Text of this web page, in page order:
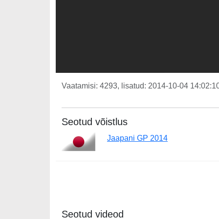
Vaatamisi: 4293, lisatud: 2014-10-04
Seotud võistlus
Jaapani GP 2014
Seotud videod